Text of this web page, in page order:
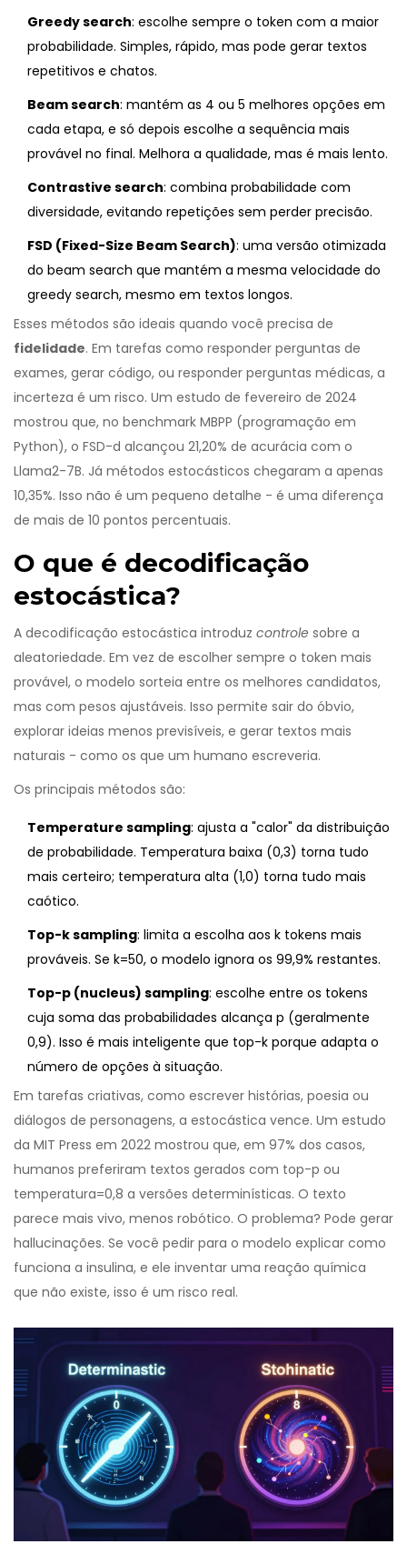
Greedy search: escolhe sempre o token com a maior
probabilidade. Simples, rápido, mas pode gerar textos
repetitivos e chatos.
Beam search: mantém as 4 ou 5 melhores opções em
cada etapa, e só depois escolhe a sequência mais
provável no final. Melhora a qualidade, mas é mais lento.
Contrastive search: combina probabilidade com
diversidade, evitando repetições sem perder precisão.
FSD (Fixed-Size Beam Search): uma versão otimizada
do beam search que mantém a mesma velocidade do
greedy search, mesmo em textos longos.
Esses métodos são ideais quando você precisa de
fidelidade. Em tarefas como responder perguntas de
exames, gerar código, ou responder perguntas médicas, a
incerteza é um risco. Um estudo de fevereiro de 2024
mostrou que, no benchmark MBPP (programação em
Python), o FSD-d alcançou 21,20% de acurácia com o
Llama2-7B. Já métodos estocásticos chegaram a apenas
10,35%. Isso não é um pequeno detalhe - é uma diferença
de mais de 10 pontos percentuais.
O que é decodificação
estocástica?
A decodificação estocástica introduz controle sobre a
aleatoriedade. Em vez de escolher sempre o token mais
provável, o modelo sorteia entre os melhores candidatos,
mas com pesos ajustáveis. Isso permite sair do óbvio,
explorar ideias menos previsíveis, e gerar textos mais
naturais - como os que um humano escreveria.
Os principais métodos são:
Temperature sampling: ajusta a "calor" da distribuição
de probabilidade. Temperatura baixa (0,3) torna tudo
mais certeiro; temperatura alta (1,0) torna tudo mais
caótico.
Top-k sampling: limita a escolha aos k tokens mais
prováveis. Se k=50, o modelo ignora os 99,9% restantes.
Top-p (nucleus) sampling: escolhe entre os tokens
cuja soma das probabilidades alcança p (geralmente
0,9). Isso é mais inteligente que top-k porque adapta o
número de opções à situação.
Em tarefas criativas, como escrever histórias, poesia ou
diálogos de personagens, a estocástica vence. Um estudo
da MIT Press em 2022 mostrou que, em 97% dos casos,
humanos preferiram textos gerados com top-p ou
temperatura=0,8 a versões determinísticas. O texto
parece mais vivo, menos robótico. O problema? Pode gerar
hallucinações. Se você pedir para o modelo explicar como
funciona a insulina, e ele inventar uma reação química
que não existe, isso é um risco real.